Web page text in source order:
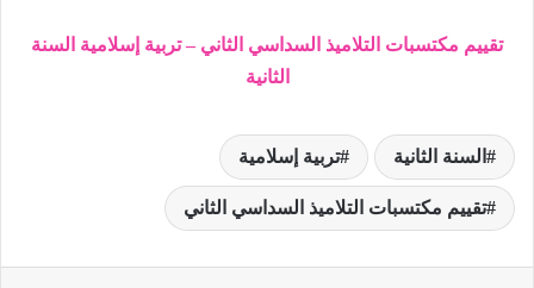
تقييم مكتسبات التلاميذ السداسي الثاني – تربية إسلامية السنة
الثانية
السنة الثانية تربية إسلامية
تقييم مكتسبات التلاميذ السداسي الثاني